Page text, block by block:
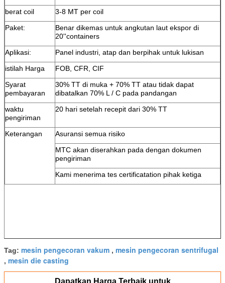
berat coil
3-8 MT per coil
Paket:
Benar dikemas untuk angkutan laut ekspor di
20''containers
Aplikasi:
Panel industri, atap dan berpihak untuk lukisan
istilah Harga
FOB, CFR, CIF
Syarat
pembayaran
30% TT di muka + 70% TT atau tidak dapat
dibatalkan 70% L / C pada pandangan
waktu
pengiriman
20 hari setelah recepit dari 30% TT
Keterangan
Asuransi semua risiko
MTC akan diserahkan pada dengan dokumen
pengiriman
Kami menerima tes certificatation pihak ketiga
Tag: mesin pengecoran vakum , mesin pengecoran sentrifugal
, mesin die casting
Dapatkan Harga Terbaik untuk